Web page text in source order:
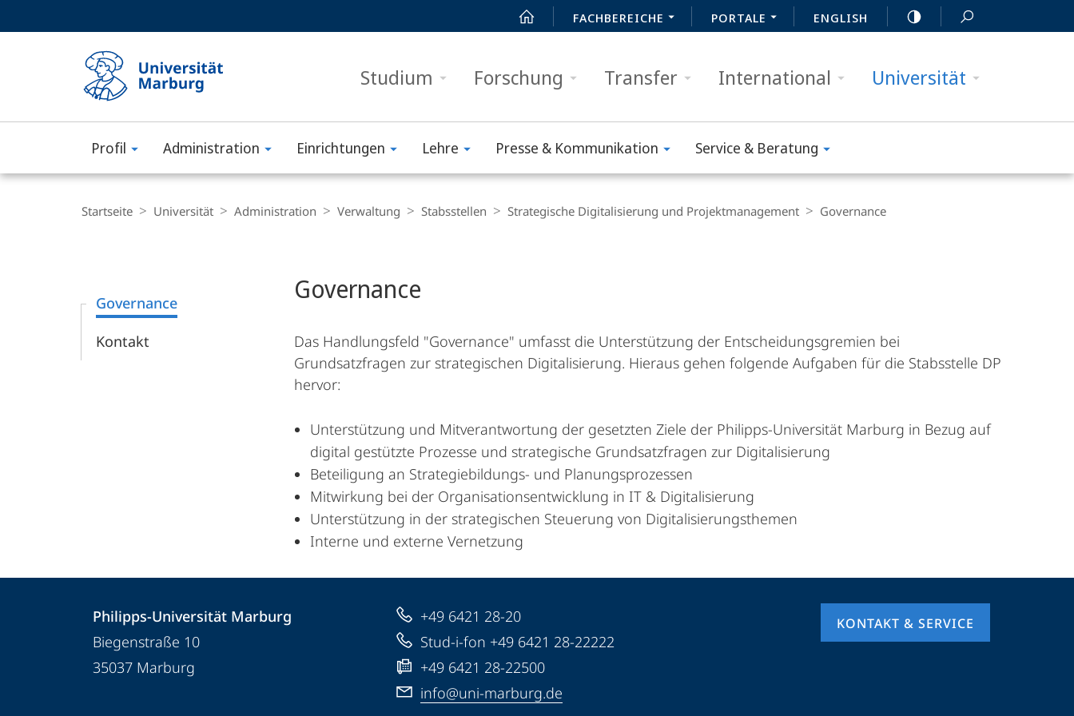
FACHBEREICHE PORTALE ENGLISH
Studium Forschung Transfer International Universität
Philipps-
Universität
Marburg
Profil Administration Einrichtungen Lehre Presse & Kommunikation Service & Beratung
Navigation
Startseite Universität Administration Verwaltung Stabsstellen Strategische Digitalisierung und Projektmanagement Governance
Governance
Kontakt
Governance
Das Handlungsfeld "Governance" umfasst die Unterstützung der Entscheidungsgremien bei
Grundsatzfragen zur strategischen Digitalisierung. Hieraus gehen folgende Aufgaben für die Stabsstelle DP
hervor:
Unterstützung und Mitverantwortung der gesetzten Ziele der Philipps-Universität Marburg in Bezug auf
digital gestützte Prozesse und strategische Grundsatzfragen zur Digitalisierung
Beteiligung an Strategiebildungs- und Planungsprozessen
Mitwirkung bei der Organisationsentwicklung in IT & Digitalisierung
Unterstützung in der strategischen Steuerung von Digitalisierungsthemen
Interne und externe Vernetzung
Informationen
Kontaktinformationen
Philipps-
Universität
Marburg
Philipps-Universität Marburg
Biegenstraße 10
35037 Marburg
+49 6421 28-20
Stud-i-fon +49 6421 28-22222
+49 6421 28-22500
info@uni-marburg.de
KONTAKT & SERVICE